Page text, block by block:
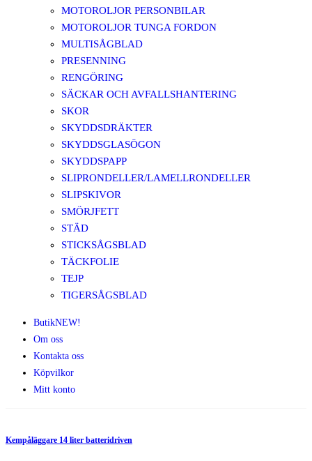
MOTOROLJOR PERSONBILAR
MOTOROLJOR TUNGA FORDON
MULTISÅGBLAD
PRESENNING
RENGÖRING
SÄCKAR OCH AVFALLSHANTERING
SKOR
SKYDDSDRÄKTER
SKYDDSGLASÖGON
SKYDDSPAPP
SLIPRONDELLER/LAMELLRONDELLER
SLIPSKIVOR
SMÖRJFETT
STÄD
STICKSÅGSBLAD
TÄCKFOLIE
TEJP
TIGERSÅGSBLAD
ButikNEW!
Om oss
Kontakta oss
Köpvilkor
Mitt konto
Kempåläggare 14 liter batteridriven